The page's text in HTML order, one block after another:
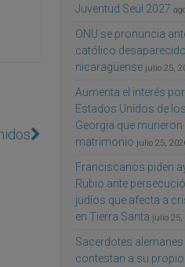
Juventud Seúl 2027
ONU se pronuncia
católico
nicaragüense julio 25,
Aumenta el interés
Estados Unidos de
Georgia que murieron
matrimonio julio 25,
Franciscanos piden
Rubio ante
judíos que afecta a
en Tierra Santa julio 25,
Sacerdotes alemanes
contestan a su